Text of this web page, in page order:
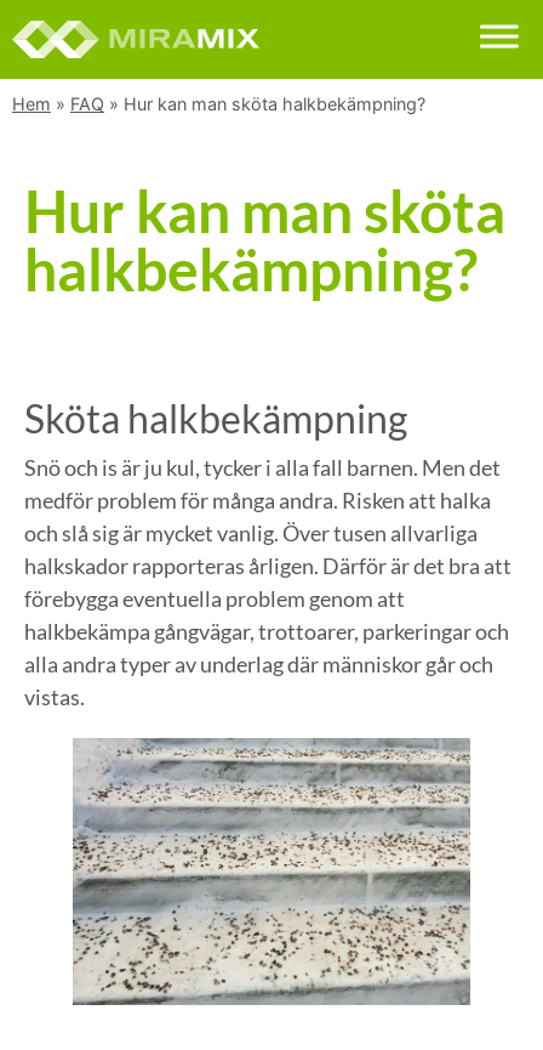
Hem » FAQ » Hur kan man sköta halkbekämpning?
Hur kan man sköta
halkbekämpning?
Sköta halkbekämpning
Snö och is är ju kul, tycker i alla fall barnen. Men det
medför problem för många andra. Risken att halka
och slå sig är mycket vanlig. Över tusen allvarliga
halkskador rapporteras årligen. Därför är det bra att
förebygga eventuella problem genom att
halkbekämpa gångvägar, trottoarer, parkeringar och
alla andra typer av underlag där människor går och
vistas.